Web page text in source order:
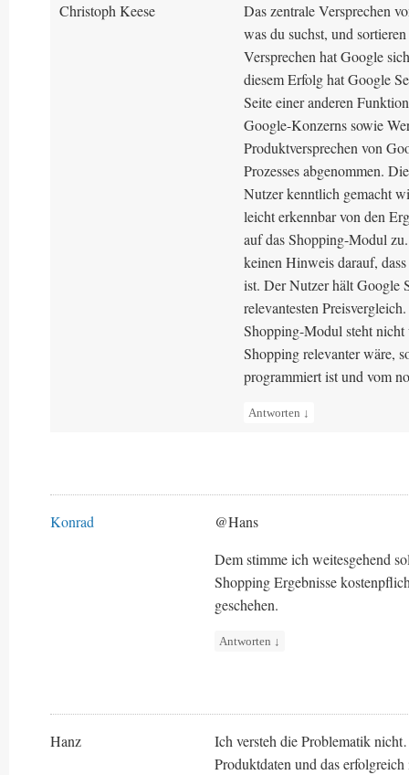
Christoph Keese
Das zentrale Versprechen
was du suchst, und
Versprechen hat Google
diesem Erfolg hat Google
Seite einer anderen
Google-Konzerns sowie
Produktversprechen von
Prozesses abgenommen.
Nutzer kenntlich gemacht
leicht erkennbar von den
auf das Shopping-Modul
keinen Hinweis darauf,
ist. Der Nutzer hält Google
relevantesten
Shopping-Modul steht nicht
Shopping relevanter wäre,
programmiert ist und vom
Antworten ↓
Konrad
@Hans
Dem stimme ich weitesgehend
Shopping Ergebnisse
geschehen.
Antworten ↓
Hanz
Ich versteh die Problematik
Produktdaten und das